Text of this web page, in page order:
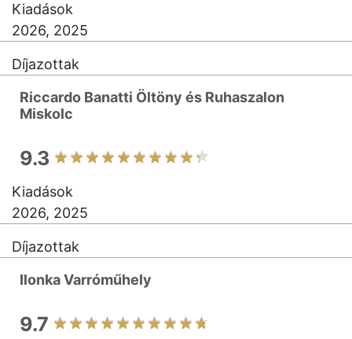
Kiadások
2026, 2025
Díjazottak
Riccardo Banatti Öltöny és Ruhaszalon
Miskolc
9.3
Kiadások
2026, 2025
Díjazottak
Ilonka Varróműhely
9.7